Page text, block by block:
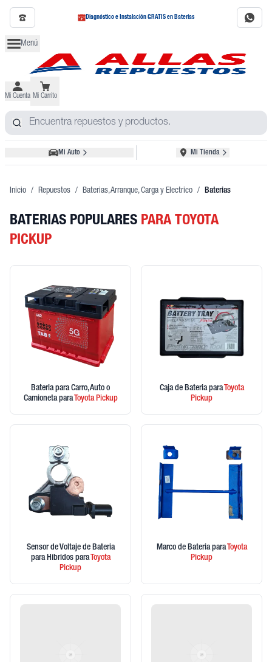
Diagnóstico e Instalación GRATIS en Baterías
Menú
Mi Cuenta Mi Carrito
Mi Auto Mi Tienda
Inicio / Repuestos / Baterias, Arranque, Carga y Electrico / Baterias
BATERIAS POPULARES PARA TOYOTA
PICKUP
Bateria para Carro, Auto o
Camioneta para ToyotaPickup
Caja de Bateria para Toyota
Pickup
Sensor de Voltaje de Bateria
para Hibridos para Toyota
Pickup
Marco de Bateria para Toyota
Pickup